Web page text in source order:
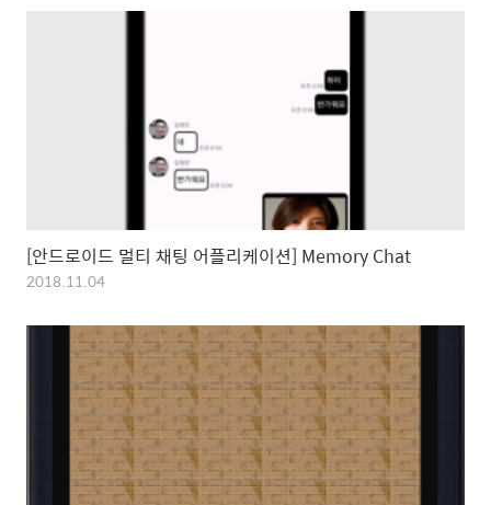
[안드로이드 멀티 채팅 어플리케이션] Memory Chat
2018.11.04